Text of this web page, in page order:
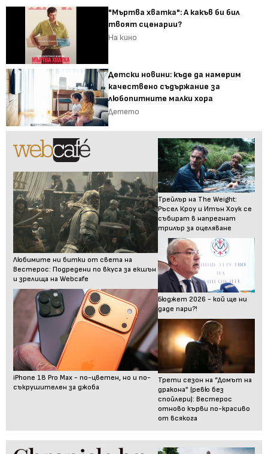
"Мъртва хватка": А какъв би бил
твоят сценарии?
На кино
Детски новини: къде да намерим
качествено съдържание за
любопитните малки хора
Детето
Любимите ни битки от света на
Вестерос: Подредени по вкуса за екшън
и зрелища на Webcafe
iPhone 18 Pro Max - по-цветен, но и по-
съкрушителен за джоба
Трейлър на The Weight:
Ръсел Кроу и Итън Хоук се
събират в напрегнат
трилър за оцеляване
Бюджет 2026 - кой ще ни
даде пари?!
Трети сезон на “Домът на
дракона” (ревю без
спойлери): Вестерос
отново кърви по-красиво
от всякога